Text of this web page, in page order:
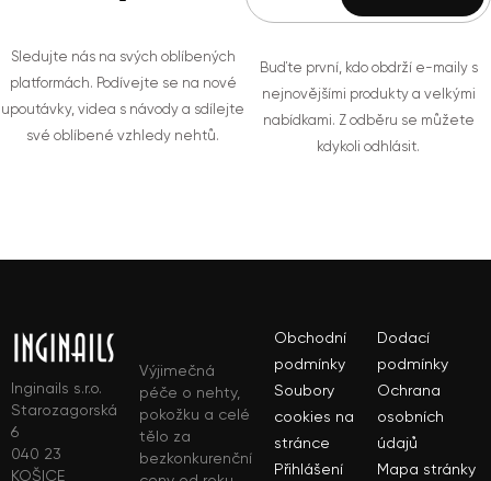
Sledujte nás na svých oblíbených
platformách. Podívejte se na nové
upoutávky, videa s návody a sdílejte
své oblíbené vzhledy nehtů.
Buďte první, kdo obdrží e-maily s
nejnovějšími produkty a velkými
nabídkami. Z odběru se můžete
kdykoli odhlásit.
Inginails s.r.o.
Starozagorská
6
040 23
KOŠICE
Výjimečná
péče o nehty,
pokožku a celé
tělo za
bezkonkurenční
Obchodní
podmínky
Dodací
podmínky
Soubory
cookies na
stránce
Ochrana
osobních
údajů
Přihlášení
Mapa stránky